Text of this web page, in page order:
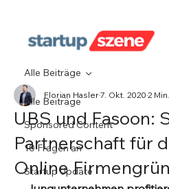
Alle Beiträge
Sponsored Content
10 Fragen an
Startup Update
Alle Beiträge
UBS und Fasoon:
Partnerschaft für
Online
Florian Hasler7. Okt. 20202